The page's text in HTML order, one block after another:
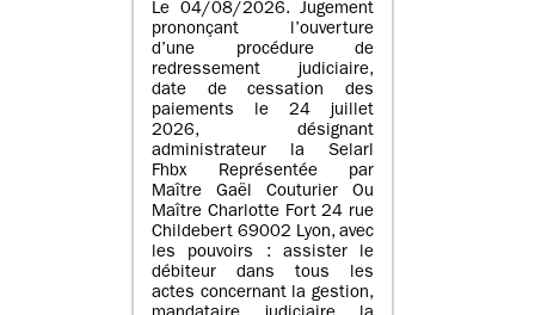
Le 04/08/2026. Jugement
prononçant l’ouverture
d’une procédure de
redressement judiciaire,
date de cessation des
paiements le 24 juillet
2026, désignant
administrateur la Selarl
Fhbx Représentée par
Maître Gaël Couturier Ou
Maître Charlotte Fort 24 rue
Childebert 69002 Lyon, avec
les pouvoirs : assister le
débiteur dans tous les
actes concernant la gestion,